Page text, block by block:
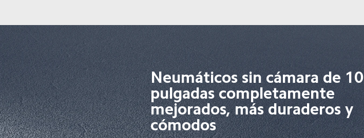
Neumáticos sin cámara de 10
pulgadas completamente
mejorados, más duraderos y
cómodos